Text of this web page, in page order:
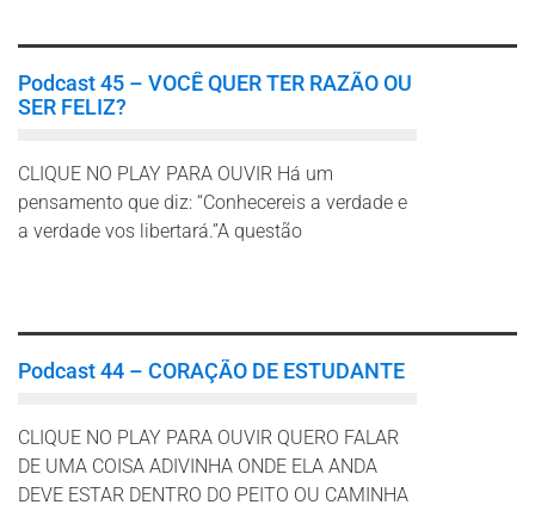
Podcast 45 – VOCÊ QUER TER RAZÃO OU
SER FELIZ?
CLIQUE NO PLAY PARA OUVIR Há um
pensamento que diz: “Conhecereis a verdade e
a verdade vos libertará.”A questão
Podcast 44 – CORAÇÃO DE ESTUDANTE
CLIQUE NO PLAY PARA OUVIR QUERO FALAR
DE UMA COISA ADIVINHA ONDE ELA ANDA
DEVE ESTAR DENTRO DO PEITO OU CAMINHA